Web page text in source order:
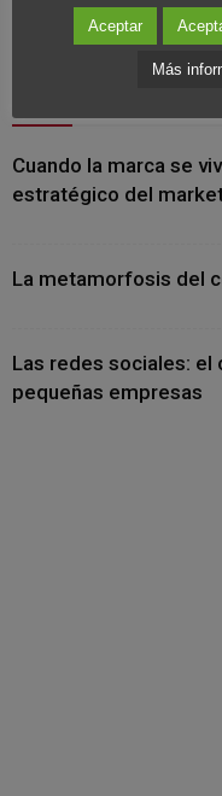
Cuando la marca se
estratégico del
La metamorfosis del
Las redes sociales: el
pequeñas empresas
Aceptar
Más